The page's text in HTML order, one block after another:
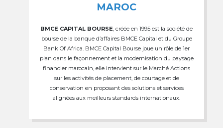
MAROC
BMCE CAPITAL BOURSE , créée en 1995 est la société de
bourse de la banque d’affaires BMCE Capital et du Groupe
Bank Of Africa. BMCE Capital Bourse joue un rôle de 1er
plan dans le façonnement et la modernisation du paysage
financier marocain, elle intervient sur le Marché Actions
sur les activités de placement, de courtage et de
conservation en proposant des solutions et services
alignées aux meilleurs standards internationaux.